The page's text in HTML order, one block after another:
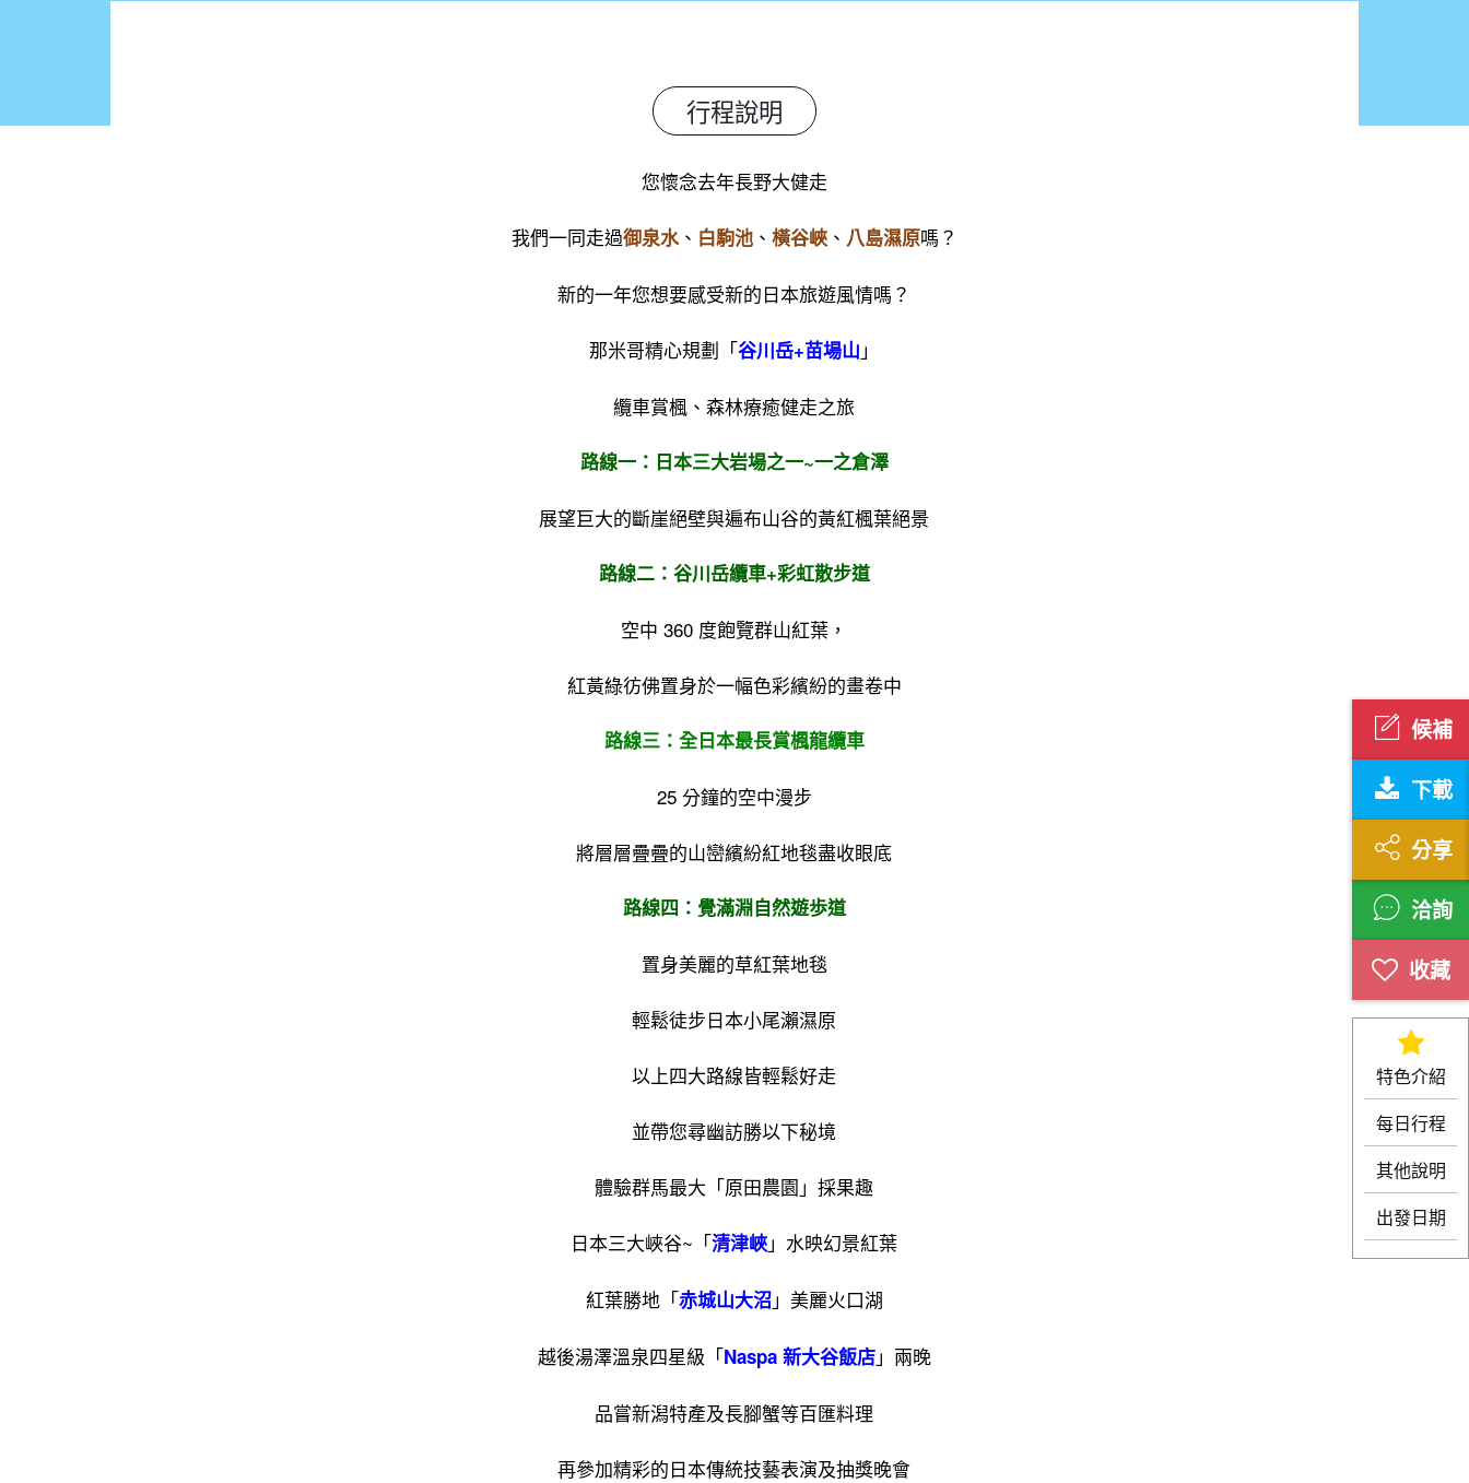
候補
下載
分享
洽詢
特色介紹
每日行程
其他說明
出發日期
行程說明
您懷念去年長野大健走
我們一同走過御泉水、 白駒池、 橫谷峽、 八島濕原嗎？
新的一年您想要感受新的日本旅遊風情嗎？
那米哥精心規劃「谷川岳+苗場山 」
纜車賞楓、森林療癒健走之旅
路線一：日本三大岩場之一~一之倉澤
展望巨大的斷崖絕壁與遍布山谷的黃紅楓葉絕景
路線二：谷川岳纜車+彩虹散步道
空中 360 度飽覽群山紅葉，
紅黃綠彷佛置身於一幅色彩繽紛的畫卷中
路線三：全日本最長賞楓龍纜車
25 分鐘的空中漫步
將層層疊疊的山巒繽紛紅地毯盡收眼底
路線四：覺滿淵自然遊歩道
置身美麗的草紅葉地毯
輕鬆徒步日本小尾瀨濕原
以上四大路線皆輕鬆好走
並帶您尋幽訪勝以下秘境
體驗群馬最大「原田農園」採果趣
日本三大峽谷~「清津峽」水映幻景紅葉
紅葉勝地「赤城山大沼」美麗火口湖
越後湯澤溫泉四星級「Naspa 新大谷飯店」兩晚
品嘗新潟特產及長腳蟹等百匯料理
再參加精彩的日本傳統技藝表演及抽獎晚會